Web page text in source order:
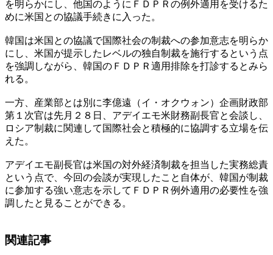
を明らかにし、他国のようにＦＤＰＲの例外適用を受けるた
めに米国との協議手続きに入った。
韓国は米国との協議で国際社会の制裁への参加意志を明らか
にし、米国が提示したレベルの独自制裁を施行するという点
を強調しながら、韓国のＦＤＰＲ適用排除を打診するとみら
れる。
一方、産業部とは別に李億遠（イ・オクウォン）企画財政部
第１次官は先月２８日、アデイエモ米財務副長官と会談し、
ロシア制裁に関連して国際社会と積極的に協調する立場を伝
えた。
アデイエモ副長官は米国の対外経済制裁を担当した実務総責
という点で、今回の会談が実現したこと自体が、韓国が制裁
に参加する強い意志を示してＦＤＰＲ例外適用の必要性を強
調したと見ることができる。
関連記事